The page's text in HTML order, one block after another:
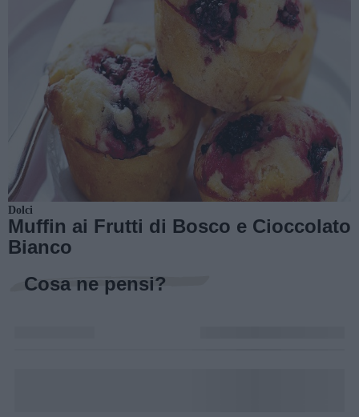
Dolci
Muffin ai Frutti di Bosco e Cioccolato
Bianco
Cosa ne pensi?